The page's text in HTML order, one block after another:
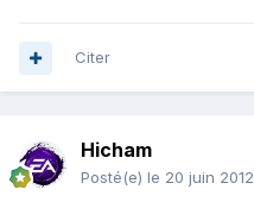
Citer
Hicham
Posté(e) le 20 juin 2012